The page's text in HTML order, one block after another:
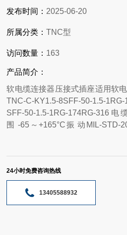
发布时间： 2025-06-20
所属分类：TNC型
访问数量： 163
产品简介：
软电缆连接器压接式插座适用软
TNC-C-KY1.5-8SFF-50-1.5-
SFF-50-1.5-1RG-174RG-316
围 -65～+165°C振 动MIL-STD-
5000 MΩ电压驻波比 直式
镀亮镍插针黄铜镀硬金或银插孔
24小时免费咨询热线
13405588932